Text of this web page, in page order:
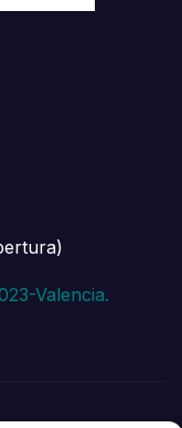
Valencia.